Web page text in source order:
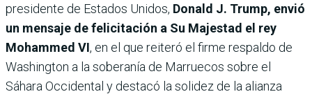
presidente de Estados Unidos, Donald J. Trump, envió
un mensaje de felicitación a Su Majestad el rey
Mohammed VI, en el que reiteró el firme respaldo de
Washington a la soberanía de Marruecos sobre el
Sáhara Occidental y destacó la solidez de la alianza